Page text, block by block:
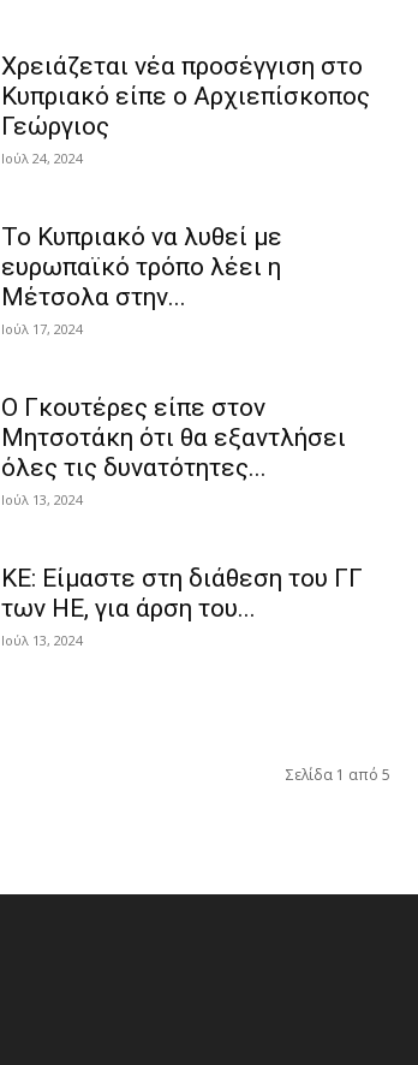
Χρειάζεται νέα προσέγγιση στο
Κυπριακό είπε ο Αρχιεπίσκοπος
Γεώργιος
Ιούλ 24, 2024
Το Κυπριακό να λυθεί με
ευρωπαϊκό τρόπο λέει η
Μέτσολα στην...
Ιούλ 17, 2024
Ο Γκουτέρες είπε στον
Μητσοτάκη ότι θα εξαντλήσει
όλες τις δυνατότητες...
Ιούλ 13, 2024
ΚΕ: Είμαστε στη διάθεση του ΓΓ
των ΗΕ, για άρση του...
Ιούλ 13, 2024
Σελίδα 1 από 5